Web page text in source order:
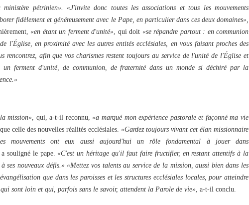
pétrinien». «J'invite donc toutes les associations et tous les mouvements
fidèlement et généreusement avec le Pape, en particulier dans ces deux domaines»,
«en étant un ferment d'unité», qui doit «se répandre partout : en communion
l'Église, en proximité avec les autres entités ecclésiales, en vous faisant proches des
rencontrez, afin que vos charismes restent toujours au service de l'unité de l'Église et
un ferment d'unité, de communion, de fraternité dans un monde si déchiré par la
mission», qui, a-t-il reconnu,«a marqué mon expérience pastorale et façonné ma vie
celle des nouvelles réalités ecclésiales. «Gardez toujours vivant cet élan missionnaire
mouvements ont eux aussi aujourd'hui un rôle fondamental à jouer dans
souligné le pape.«C'est un héritage qu'il faut faire fructifier, en restant attentifs à la
ses nouveaux défis.» «Mettez vos talents au service de la mission, aussi bien dans les
que dans les paroisses et les structures ecclésiales locales, pour atteindre
sont loin et qui, parfois sans le savoir, attendent la Parole de vie», a-t-il conclu.